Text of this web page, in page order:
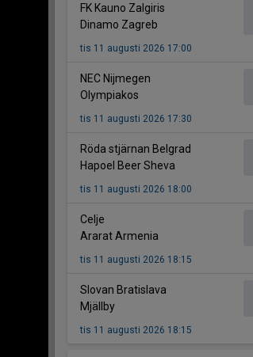
FK Kauno Zalgiris
Dinamo Zagreb
tis 11 augusti 2026 17:00
NEC Nijmegen
Olympiakos
tis 11 augusti 2026 17:30
Röda stjärnan Belgrad
Hapoel Beer Sheva
tis 11 augusti 2026 18:00
Celje
Ararat Armenia
tis 11 augusti 2026 18:15
Slovan Bratislava
Mjällby
tis 11 augusti 2026 18:15